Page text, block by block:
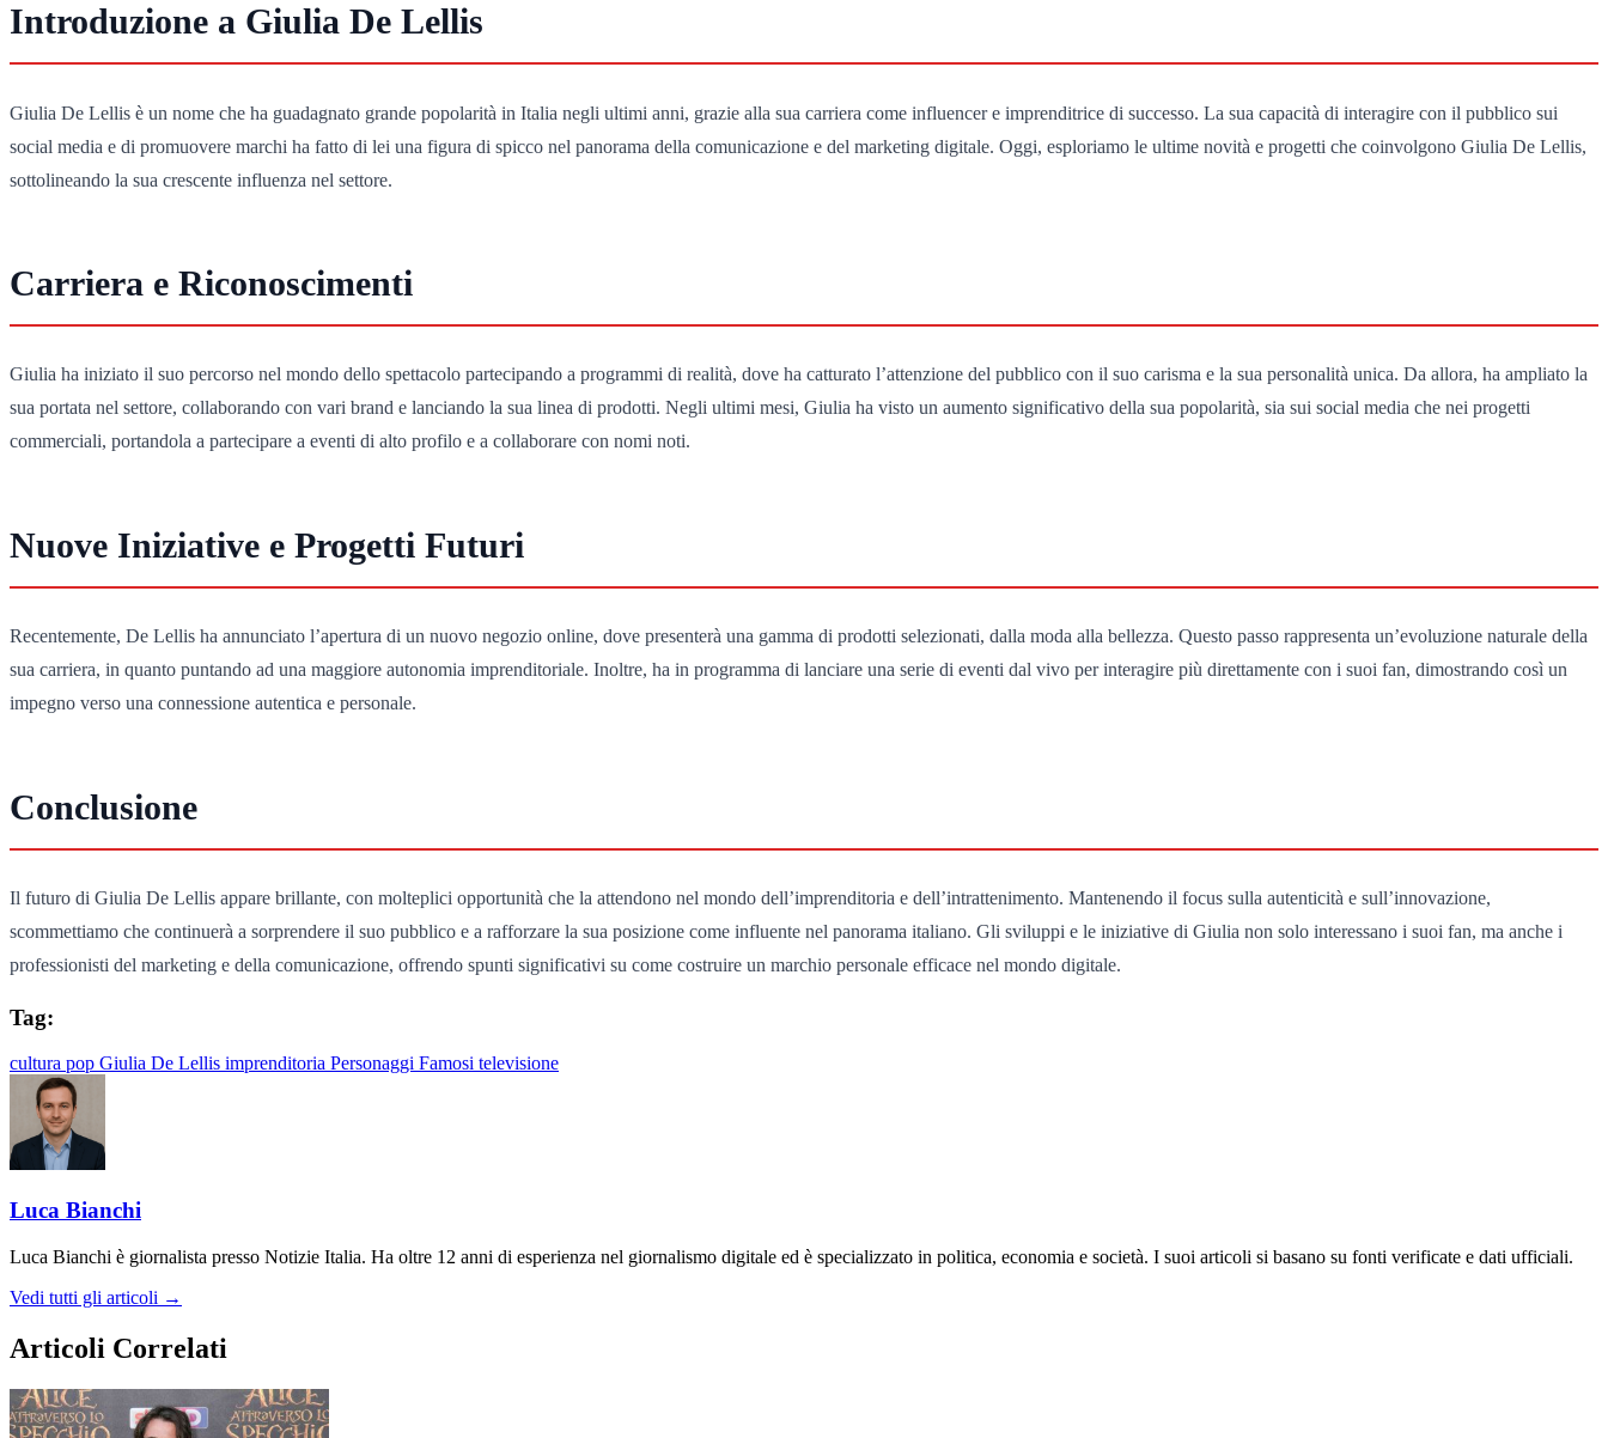
Introduzione a Giulia De Lellis
Giulia De Lellis è un nome che ha guadagnato grande popolarità in Italia negli ultimi anni, grazie alla sua carriera come influencer e imprenditrice di successo. La sua capacità di interagire con il pubblico sui
social media e di promuovere marchi ha fatto di lei una figura di spicco nel panorama della comunicazione e del marketing digitale. Oggi, esploriamo le ultime novità e progetti che coinvolgono Giulia De Lellis,
sottolineando la sua crescente influenza nel settore.
Carriera e Riconoscimenti
Giulia ha iniziato il suo percorso nel mondo dello spettacolo partecipando a programmi di realità, dove ha catturato l’attenzione del pubblico con il suo carisma e la sua personalità unica. Da allora, ha ampliato la
sua portata nel settore, collaborando con vari brand e lanciando la sua linea di prodotti. Negli ultimi mesi, Giulia ha visto un aumento significativo della sua popolarità, sia sui social media che nei progetti
commerciali, portandola a partecipare a eventi di alto profilo e a collaborare con nomi noti.
Nuove Iniziative e Progetti Futuri
Recentemente, De Lellis ha annunciato l’apertura di un nuovo negozio online, dove presenterà una gamma di prodotti selezionati, dalla moda alla bellezza. Questo passo rappresenta un’evoluzione naturale della
sua carriera, in quanto puntando ad una maggiore autonomia imprenditoriale. Inoltre, ha in programma di lanciare una serie di eventi dal vivo per interagire più direttamente con i suoi fan, dimostrando così un
impegno verso una connessione autentica e personale.
Conclusione
Il futuro di Giulia De Lellis appare brillante, con molteplici opportunità che la attendono nel mondo dell’imprenditoria e dell’intrattenimento. Mantenendo il focus sulla autenticità e sull’innovazione,
scommettiamo che continuerà a sorprendere il suo pubblico e a rafforzare la sua posizione come influente nel panorama italiano. Gli sviluppi e le iniziative di Giulia non solo interessano i suoi fan, ma anche i
professionisti del marketing e della comunicazione, offrendo spunti significativi su come costruire un marchio personale efficace nel mondo digitale.
Tag:
cultura pop Giulia De Lellis imprenditoria Personaggi Famosi televisione
Luca Bianchi
Luca Bianchi è giornalista presso Notizie Italia. Ha oltre 12 anni di esperienza nel giornalismo digitale ed è specializzato in politica, economia e società. I suoi articoli si basano su fonti verificate e dati ufficiali.
Vedi tutti gli articoli →
Articoli Correlati